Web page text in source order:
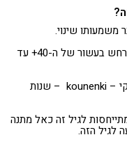
משמעותו שינוי.
שינוי משמעותי זה מתרחש בעשור של ה-40+ עד
ביפן קוראים לזה קוננקי – kounenki – שנות
לגיל זה כאל מתנה
לגיל הזה.